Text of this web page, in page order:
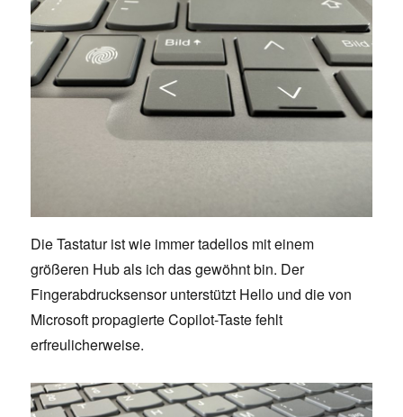
Die Tastatur ist wie immer tadellos mit einem
größeren Hub als ich das gewöhnt bin. Der
Fingerabdrucksensor unterstützt Hello und die von
Microsoft propagierte Copilot-Taste fehlt
erfreulicherweise.